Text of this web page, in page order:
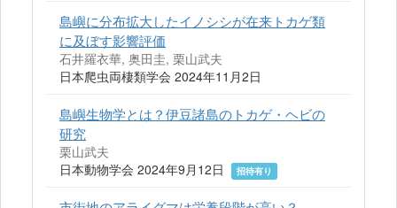
島嶼に分布拡大したイノシシが在来トカゲ類
に及ぼす影響評価
石井羅衣華, 奥田圭, 栗山武夫
日本爬虫両棲類学会 2024年11月2日
島嶼生物学とは？伊豆諸島のトカゲ・ヘビの
研究
栗山武夫
日本動物学会 2024年9月12日
招待有り